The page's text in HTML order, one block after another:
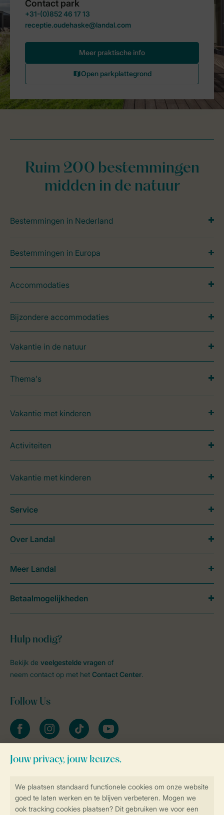
Veilig en snel online boeken
Ruim 200 bestemmingen
midden in de natuur
Bestemmingen in Nederland
Bestemmingen in Europa
Accommodaties
Bijzondere accommodaties
Vakantie in de natuur
Thema's
Vakantie met kinderen
Activiteiten
Vakantie met kinderen
Hulp nodig?
Bekijk de veelgestelde vragen of
neem contact op met het Contact Center.
Follow Us
facebookinstagramtiktok youtube
Blijf op de hoogte
Service
Over Landal
Meer Landal
Betaalmogelijkheden